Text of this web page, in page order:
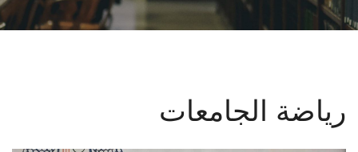
البحث العلمي
رياضة الجامعات